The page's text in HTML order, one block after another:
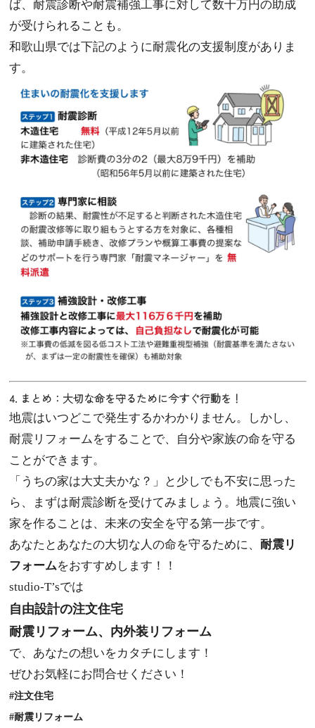
ば、耐震診断や耐震補強工事に対して数十万円の助成
が受けられることも。
和歌山県では下記のように耐震化の支援制度がありま
す。
4. まとめ：大切な命を守るために今すぐ行動を！
地震はいつどこで発生するかわかりません。しかし、
耐震リフォームをすることで、自分や家族の命を守る
ことができます。
「うちの家は大丈夫かな？」と少しでも不安に思った
ら、まずは耐震診断を受けてみましょう。地震に強い
家を作ることは、未来の安全を守る第一歩です。
あなたとあなたの大切な人の命を守るために、 耐震リ
フォームをおすすめします！！
studio-T’sでは
自由設計の注文住宅
耐震リフォーム、内外装リフォーム
で、あなたの想いをカタチにします！
ぜひお気軽にお問合せください！
#注文住宅
#耐震リフォーム